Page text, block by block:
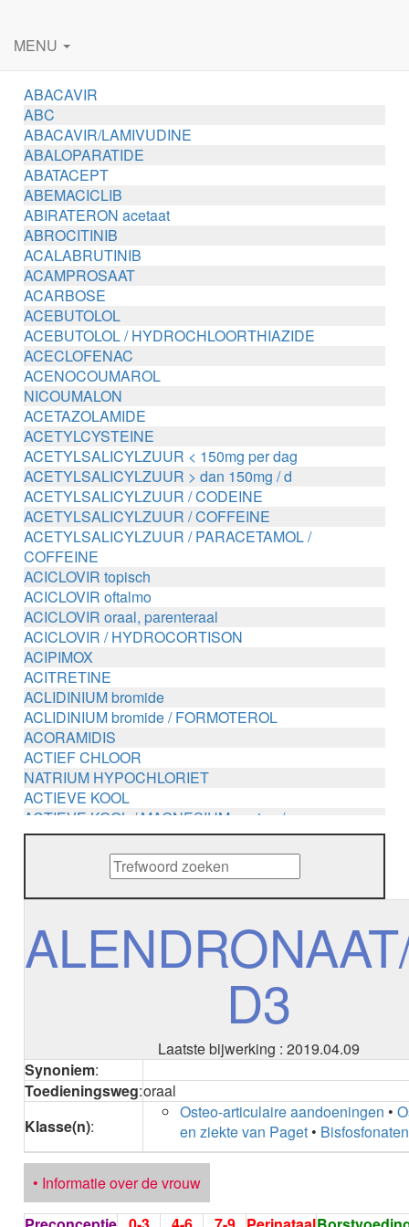
MENU
ABACAVIR
ABC
ABACAVIR/LAMIVUDINE
ABALOPARATIDE
ABATACEPT
ABEMACICLIB
ABIRATERON acetaat
ABROCITINIB
ACALABRUTINIB
ACAMPROSAAT
ACARBOSE
ACEBUTOLOL
ACEBUTOLOL / HYDROCHLOORTHIAZIDE
ACECLOFENAC
ACENOCOUMAROL
NICOUMALON
ACETAZOLAMIDE
ACETYLCYSTEINE
ACETYLSALICYLZUUR < 150mg per dag
ACETYLSALICYLZUUR > dan 150mg / d
ACETYLSALICYLZUUR / CODEINE
ACETYLSALICYLZUUR / COFFEINE
ACETYLSALICYLZUUR / PARACETAMOL /
COFFEINE
ACICLOVIR topisch
ACICLOVIR oftalmo
ACICLOVIR oraal, parenteraal
ACICLOVIR / HYDROCORTISON
ACIPIMOX
ACITRETINE
ACLIDINIUM bromide
ACLIDINIUM bromide / FORMOTEROL
ACORAMIDIS
ACTIEF CHLOOR
NATRIUM HYPOCHLORIET
ACTIEVE KOOL
ACTIEVE KOOL / MAGNESIUM zouten /
METHENAMINE
ADALIMUMAB
ADAPALEEN
ADAPALEEN / BENZOYLPEROXIDE
ADENOSINE
AESCINE
AFLIBERCEPT parenteraal
AGALSIDASE alfa
AGALSIDASE bèta
AGOMELATINE
ALBIGLUTIDE
ALBUTREPENONACOG ALFA
Stollingsfactor IX; Factor IX
ALCOHOL
ETHANOL
ALECTINIB
D3
Laatste bijwerking : 2019.04.09
Synoniem:
Toedieningsweg:oraal
Klasse(n):
Osteo-articulaire aandoeningen •
en ziekte van Paget • Bisfosfonaten
• Informatie over de vrouw